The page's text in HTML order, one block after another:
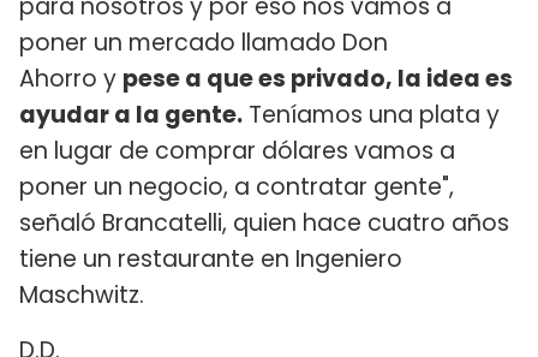
poner un mercado llamado Don
Ahorro y pese a que es privado, la idea es
ayudar a la gente. Teníamos una plata y
en lugar de comprar dólares vamos a
poner un negocio, a contratar gente",
señaló Brancatelli, quien hace cuatro años
tiene un restaurante en Ingeniero
Maschwitz.
D.D.